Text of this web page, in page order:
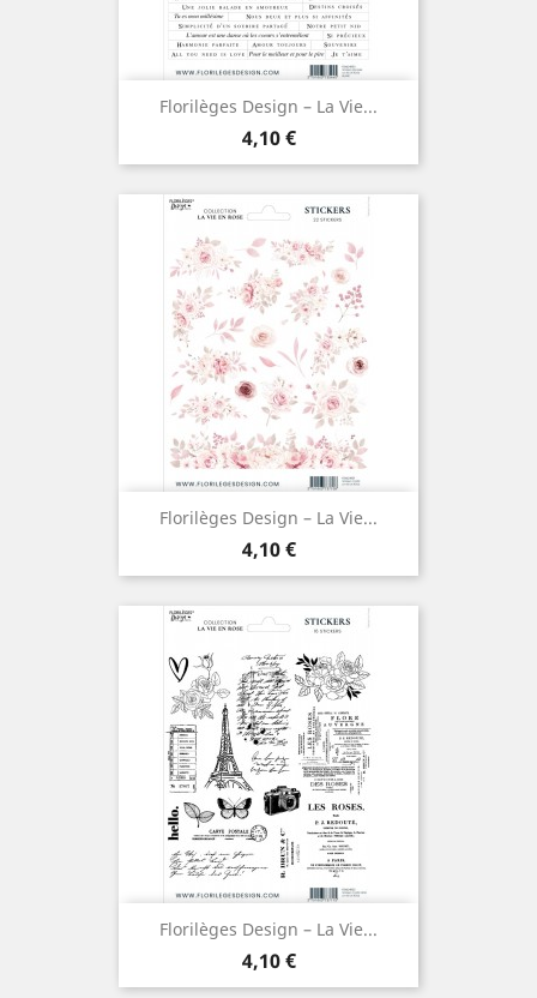
Florilèges Design – La Vie...
Prix
4,10 €
Florilèges Design – La Vie...
Prix
4,10 €
Florilèges Design – La Vie...
Prix
4,10 €